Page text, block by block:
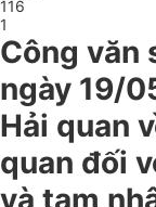
116
1
Công văn
ngày 19/
Hải quan
quan đối
và tạm